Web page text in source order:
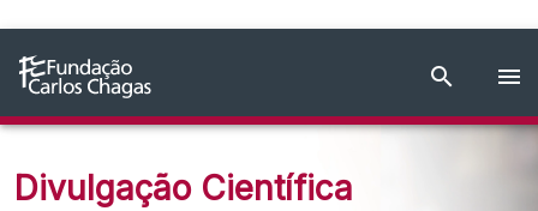
Divulgação Científica